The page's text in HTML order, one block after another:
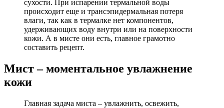
сухости. При испарении термальной воды
происходит еще и трансэпидермальная потеря
влаги, так как в термалке нет компонентов,
удерживающих воду внутри или на поверхности
кожи. А в мисте они есть, главное грамотно
составить рецепт.
Мист – моментальное увлажнение
кожи
Главная задача миста – увлажнить, освежить,